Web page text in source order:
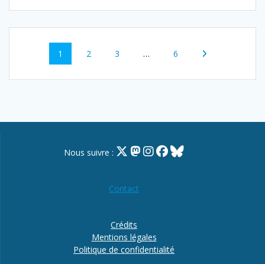
Navigation
sein
Page
1 Page
2 Page
3 … Page
6
Nous suivre :
Contact
Crédits
Mentions légales
Politique de confidentialité